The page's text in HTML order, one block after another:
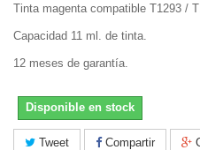
Tinta magenta compatible T1293 /
Capacidad 11 ml. de tinta.
12 meses de garantía.
Disponible en stock
Tweet Compartir